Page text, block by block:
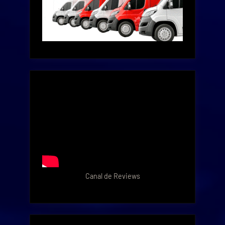
Canal de Reviews